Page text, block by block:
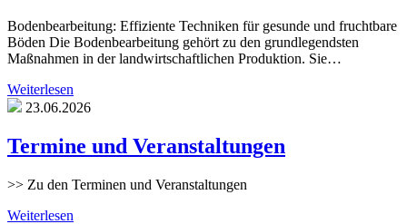
Bodenbearbeitung: Effiziente Techniken für gesunde und fruchtbare
Böden Die Bodenbearbeitung gehört zu den grundlegendsten
Maßnahmen in der landwirtschaftlichen Produktion. Sie…
Weiterlesen
23.06.2026
Termine und Veranstaltungen
>> Zu den Terminen und Veranstaltungen
Weiterlesen